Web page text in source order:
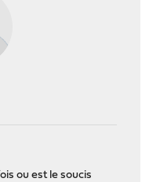
ou est le soucis